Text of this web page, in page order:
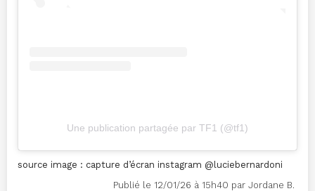
Une publication partagée par TF1 (@tf1)
source image : capture d’écran instagram @luciebernardoni
Publié le 12/01/26 à 15h40 par Jordane B.